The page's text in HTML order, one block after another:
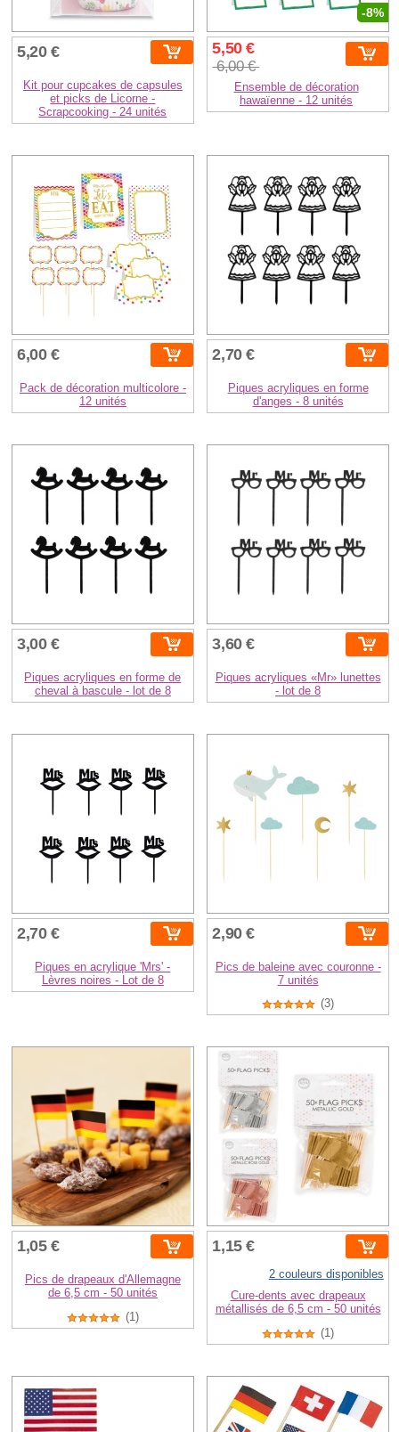
5,20 €
Kit pour cupcakes de capsules
et picks de Licorne -
Scrapcooking - 24 unités
-8%
5,50 €
6,00 €
Ensemble de décoration
hawaïenne - 12 unités
6,00 €
Pack de décoration multicolore -
12 unités
2,70 €
Piques acryliques en forme
d'anges - 8 unités
3,00 €
Piques acryliques en forme de
cheval à bascule - lot de 8
3,60 €
Piques acryliques «Mr» lunettes
- lot de 8
2,70 €
Piques en acrylique 'Mrs' -
Lèvres noires - Lot de 8
2,90 €
Pics de baleine avec couronne -
7 unités
(3)
1,05 €
Pics de drapeaux d'Allemagne
de 6,5 cm - 50 unités
(1)
1,15 €
2 couleurs disponibles
Cure-dents avec drapeaux
métallisés de 6,5 cm - 50 unités
(1)